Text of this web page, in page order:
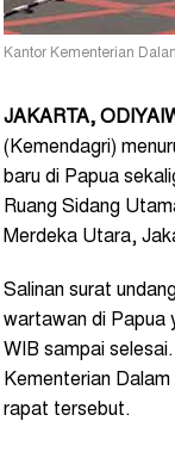
Kantor Kementerian
JAKARTA,
(Kemendagri)
baru di Papua
Ruang Sidang
Merdeka Utara,
Salinan surat
wartawan di Papua
WIB sampai
Kementerian
rapat tersebut.